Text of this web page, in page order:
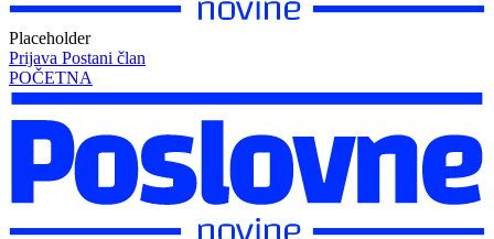
Placeholder
Prijava Postani član
POČETNA